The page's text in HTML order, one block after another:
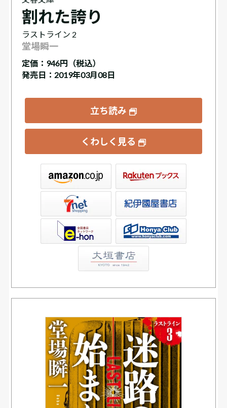
割れた誇り
ラストライン 2
堂場瞬一
定価： 946円（税込）
発売日：2019年03月08日
立ち読み
くわしく見る
書店ウェブストア